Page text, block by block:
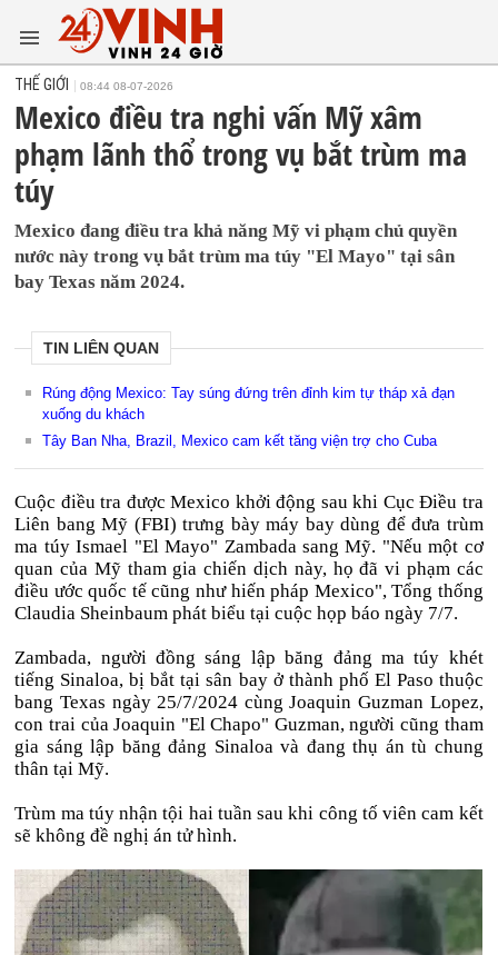
THẾ GIỚI 08:44 08-07-2026
Mexico điều tra nghi vấn Mỹ xâm
phạm lãnh thổ trong vụ bắt trùm ma
túy
Mexico đang điều tra khả năng Mỹ vi phạm chủ quyền
nước này trong vụ bắt trùm ma túy "El Mayo" tại sân
bay Texas năm 2024.
TIN LIÊN QUAN
Rúng động Mexico: Tay súng đứng trên đỉnh kim tự tháp xả đạn
xuống du khách
Tây Ban Nha, Brazil, Mexico cam kết tăng viện trợ cho Cuba
Cuộc điều tra được Mexico khởi động sau khi Cục Điều tra
Liên bang Mỹ (FBI) trưng bày máy bay dùng để đưa trùm
ma túy Ismael "El Mayo" Zambada sang Mỹ. "Nếu một cơ
quan của Mỹ tham gia chiến dịch này, họ đã vi phạm các
điều ước quốc tế cũng như hiến pháp Mexico", Tổng thống
Claudia Sheinbaum phát biểu tại cuộc họp báo ngày 7/7.
Zambada, người đồng sáng lập băng đảng ma túy khét
tiếng Sinaloa, bị bắt tại sân bay ở thành phố El Paso thuộc
bang Texas ngày 25/7/2024 cùng Joaquin Guzman Lopez,
con trai của Joaquin "El Chapo" Guzman, người cũng tham
gia sáng lập băng đảng Sinaloa và đang thụ án tù chung
thân tại Mỹ.
Trùm ma túy nhận tội hai tuần sau khi công tố viên cam kết
sẽ không đề nghị án tử hình.